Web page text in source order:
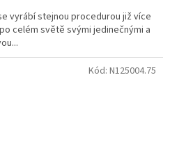
vyrábí stejnou procedurou již více
celém světě svými jedinečnými a
Kód: N125004.75